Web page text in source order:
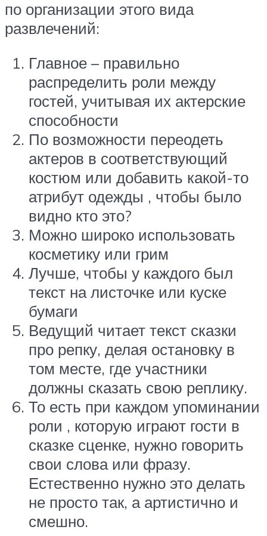
по организации этого вида
развлечений:
Главное – правильно
распределить роли между
гостей, учитывая их актерские
способности
По возможности переодеть
актеров в соответствующий
костюм или добавить какой-то
атрибут одежды , чтобы было
видно кто это?
Можно широко использовать
косметику или грим
Лучше, чтобы у каждого был
текст на листочке или куске
бумаги
Ведущий читает текст сказки
про репку, делая остановку в
том месте, где участники
должны сказать свою реплику.
То есть при каждом упоминании
роли , которую играют гости в
сказке сценке, нужно говорить
свои слова или фразу.
Естественно нужно это делать
не просто так, а артистично и
смешно.